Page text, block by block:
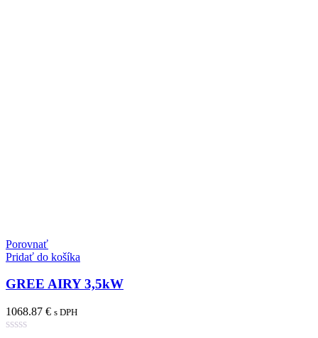
Porovnať
Pridať do košíka
GREE AIRY 3,5kW
1068.87 € s DPH